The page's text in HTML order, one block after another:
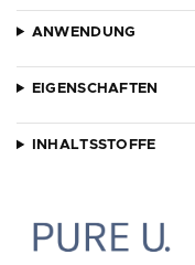
ANWENDUNG
EIGENSCHAFTEN
INHALTSSTOFFE